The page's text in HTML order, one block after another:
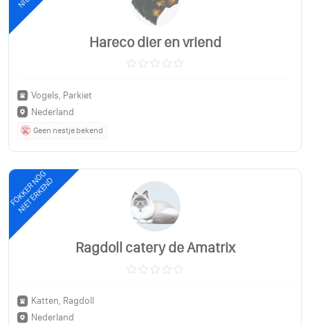
Hareco dier en vriend
Vogels, Parkiet
Nederland
Geen nestje bekend
FOKKER NOG
NIET ERKEND
Ragdoll catery de Amatrix
Katten, Ragdoll
Nederland